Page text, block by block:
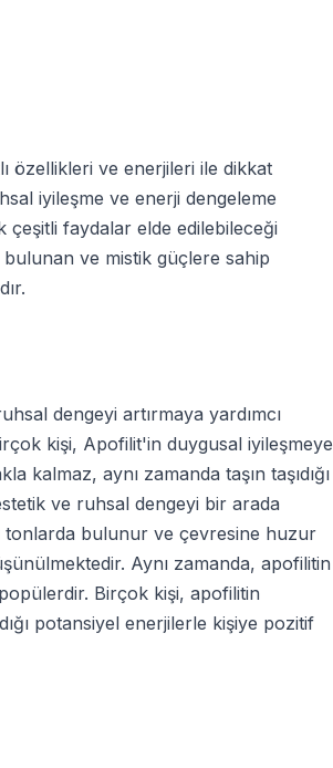
özellikleri ve enerjileri ile dikkat
iyileşme ve enerji dengeleme
çeşitli faydalar elde edilebileceği
ve mistik güçlere sahip
dengeyi artırmaya yardımcı
kişi, Apofilit'in duygusal iyileşmeye
kalmaz, aynı zamanda taşın taşıdığı
ve ruhsal dengeyi bir arada
tonlarda bulunur ve çevresine huzur
Aynı zamanda, apofilitin
Birçok kişi, apofilitin
potansiyel enerjilerle kişiye pozitif